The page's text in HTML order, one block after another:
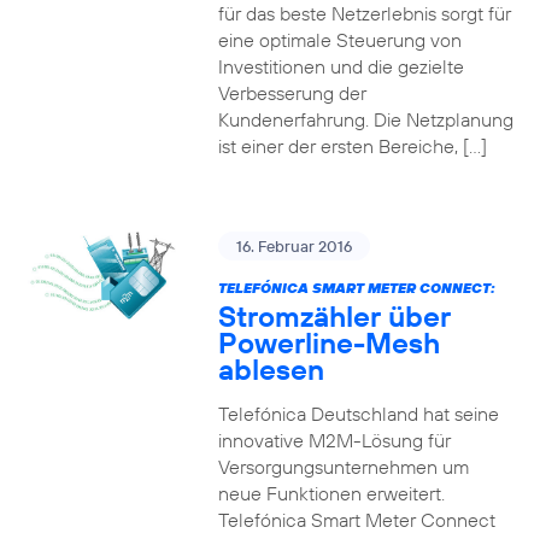
für das beste Netzerlebnis sorgt für
eine optimale Steuerung von
Investitionen und die gezielte
Verbesserung der
Kundenerfahrung. Die Netzplanung
ist einer der ersten Bereiche, […]
16. Februar 2016
TELEFÓNICA SMART METER CONNECT:
Stromzähler über
Powerline-Mesh
ablesen
Telefónica Deutschland hat seine
innovative M2M-Lösung für
Versorgungsunternehmen um
neue Funktionen erweitert.
Telefónica Smart Meter Connect